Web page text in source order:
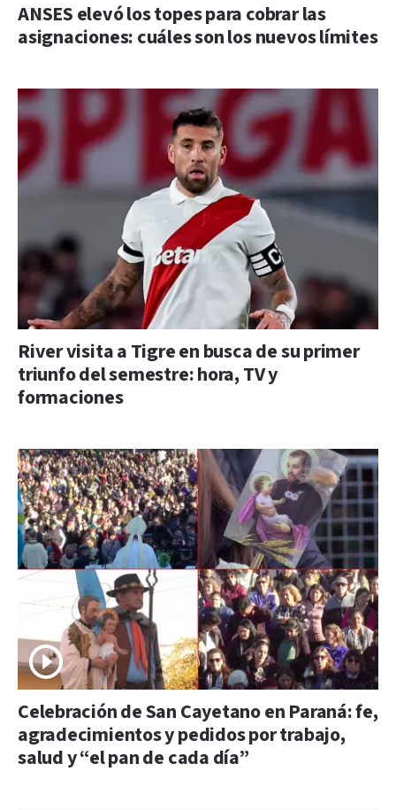
ANSES elevó los topes para cobrar las
asignaciones: cuáles son los nuevos límites
River visita a Tigre en busca de su primer
triunfo del semestre: hora, TV y
formaciones
Celebración de San Cayetano en Paraná: fe,
agradecimientos y pedidos por trabajo,
salud y “el pan de cada día”